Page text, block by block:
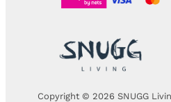
Copyright © 2026 SNUGG